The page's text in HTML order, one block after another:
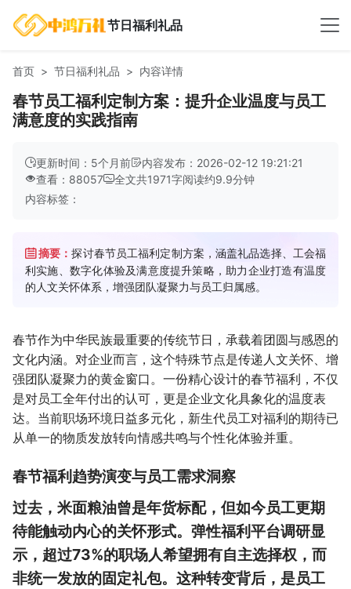
节日福利礼品
首页 节日福利礼品 内容详情
春节员工福利定制方案：提升企业温度与员工
满意度的实践指南
更新时间：5个月前
内容发布：2026-02-12 19:21:21
查看：88057
全文共1971字阅读约9.9分钟
内容标签：
摘要：探讨春节员工福利定制方案，涵盖礼品选择、工会福
利实施、数字化体验及满意度提升策略，助力企业打造有温度
的人文关怀体系，增强团队凝聚力与员工归属感。
春节作为中华民族最重要的传统节日，承载着团圆与感恩的
文化内涵。对企业而言，这个特殊节点是传递人文关怀、增
强团队凝聚力的黄金窗口。一份精心设计的春节福利，不仅
是对员工全年付出的认可，更是企业文化具象化的温度表
达。当前职场环境日益多元化，新生代员工对福利的期待已
从单一的物质发放转向情感共鸣与个性化体验并重。
春节福利趋势演变与员工需求洞察
过去，米面粮油曾是年货标配，但如今员工更期
待能触动内心的关怀形式。弹性福利平台调研显
示，超过73%的职场人希望拥有自主选择权，而
非统一发放的固定礼包。这种转变背后，是员工